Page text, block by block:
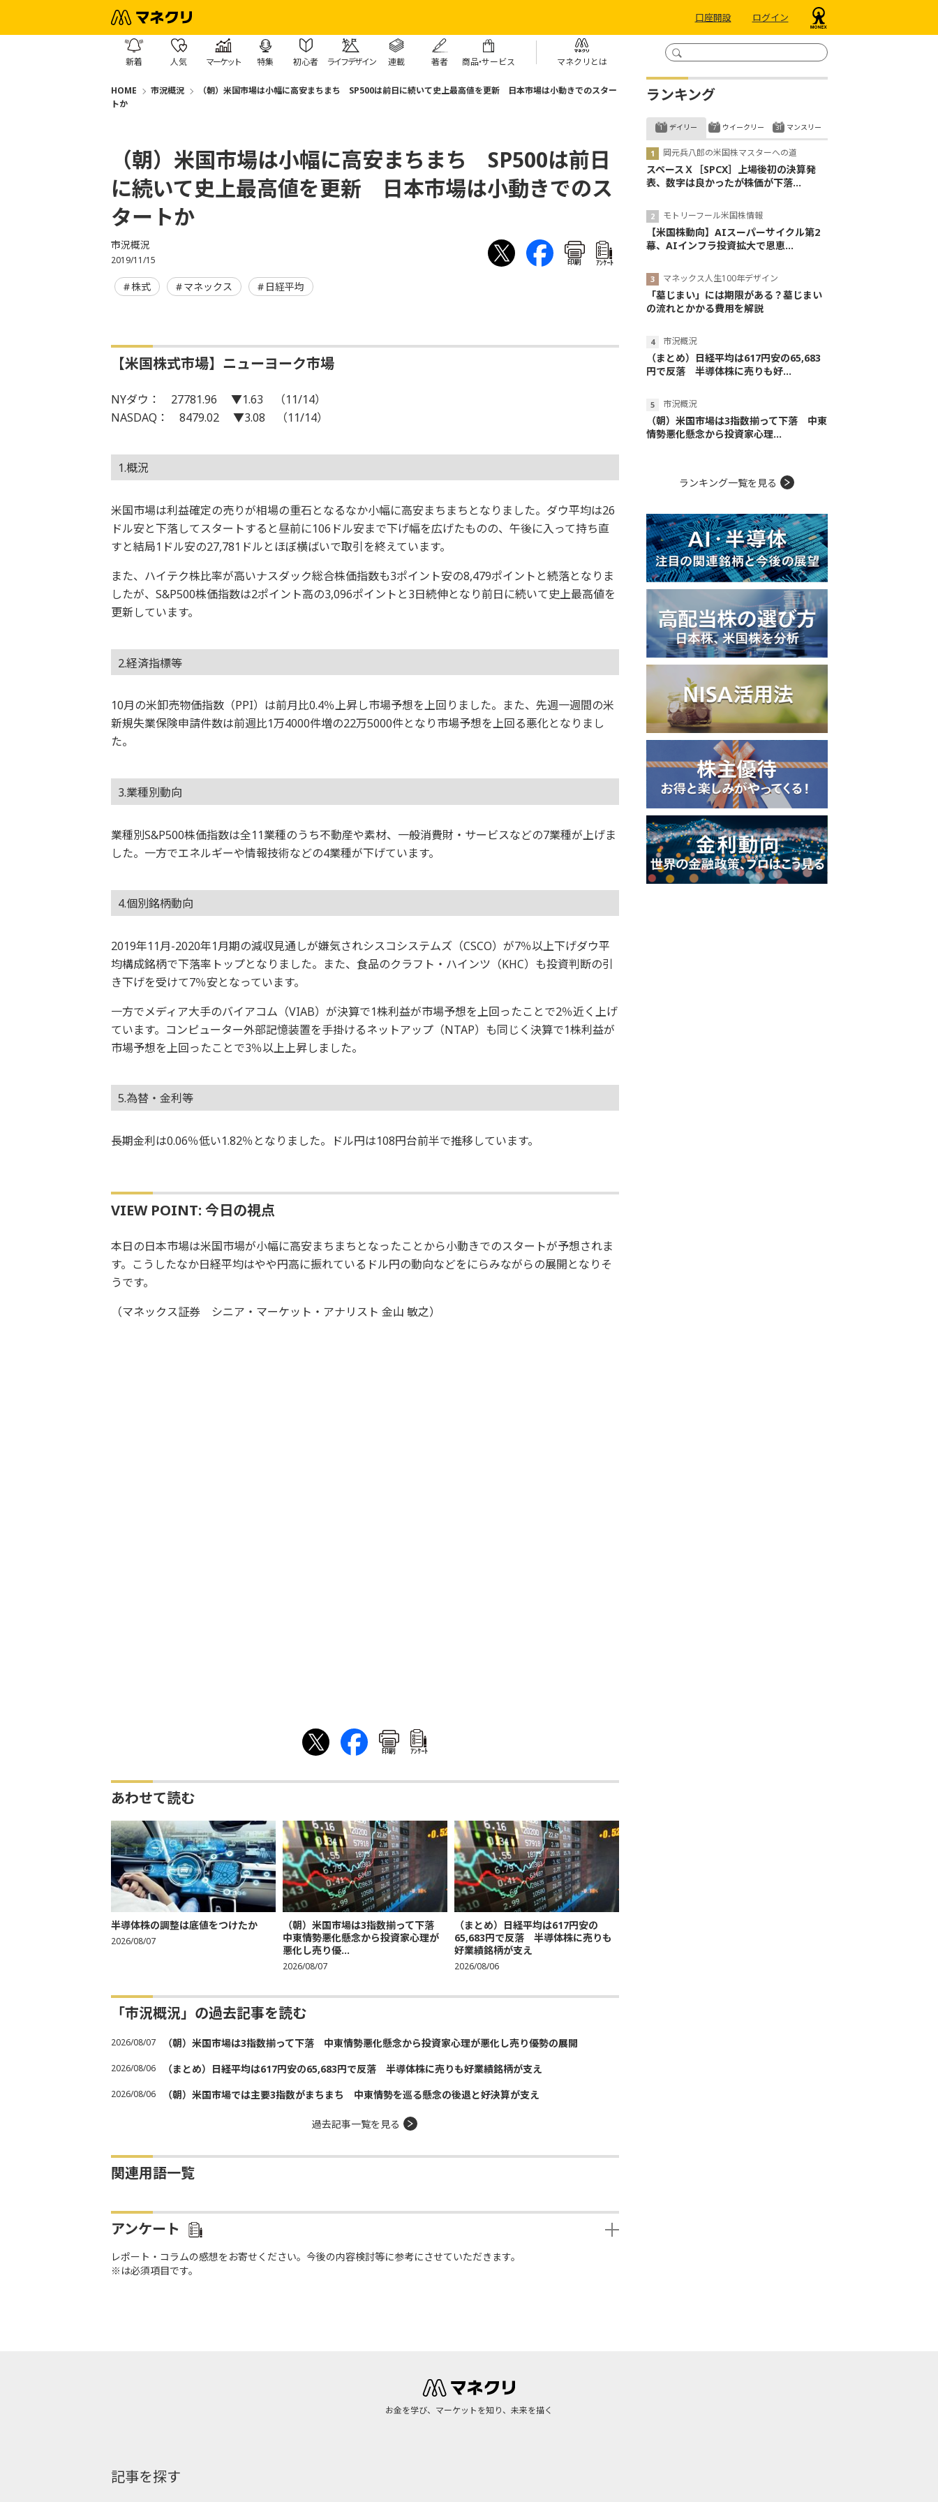
口座開設 ログイン
新着 人気 マーケット 特集 初心者 ライフデザイン 連載 著者 商品・サービス マネクリとは
HOME 市況概況
（朝）米国市場は小幅に高安まちまち SP500は前日に続いて史上最高値を更新 日本市場は小動きでのスター
トか
（朝）米国市場は小幅に高安まちまち SP500は前日
に続いて史上最高値を更新 日本市場は小動きでのス
タートか
市況概況
2019/11/15 印刷 ｱﾝｹｰﾄ
株式 マネックス 日経平均
【米国株式市場】ニューヨーク市場
NYダウ： 27781.96 ▼1.63 （11/14）
NASDAQ： 8479.02 ▼3.08 （11/14）
1.概況
米国市場は利益確定の売りが相場の重石となるなか小幅に高安まちまちとなりました。ダウ平均は26
ドル安と下落してスタートすると昼前に106ドル安まで下げ幅を広げたものの、午後に入って持ち直
すと結局1ドル安の27,781ドルとほぼ横ばいで取引を終えています。
また、ハイテク株比率が高いナスダック総合株価指数も3ポイント安の8,479ポイントと続落となりま
したが、S&P500株価指数は2ポイント高の3,096ポイントと3日続伸となり前日に続いて史上最高値を
更新しています。
2.経済指標等
10月の米卸売物価指数（PPI）は前月比0.4％上昇し市場予想を上回りました。また、先週一週間の米
新規失業保険申請件数は前週比1万4000件増の22万5000件となり市場予想を上回る悪化となりまし
た。
3.業種別動向
業種別S&P500株価指数は全11業種のうち不動産や素材、一般消費財・サービスなどの7業種が上げま
した。一方でエネルギーや情報技術などの4業種が下げています。
4.個別銘柄動向
2019年11月-2020年1月期の減収見通しが嫌気されシスコシステムズ（CSCO）が7％以上下げダウ平
均構成銘柄で下落率トップとなりました。また、食品のクラフト・ハインツ（KHC）も投資判断の引
き下げを受けて7％安となっています。
一方でメディア大手のバイアコム（VIAB）が決算で1株利益が市場予想を上回ったことで2％近く上げ
ています。コンピューター外部記憶装置を手掛けるネットアップ（NTAP）も同じく決算で1株利益が
市場予想を上回ったことで3％以上上昇しました。
5.為替・金利等
長期金利は0.06％低い1.82％となりました。ドル円は108円台前半で推移しています。
VIEW POINT: 今日の視点
本日の日本市場は米国市場が小幅に高安まちまちとなったことから小動きでのスタートが予想されま
す。こうしたなか日経平均はやや円高に振れているドル円の動向などをにらみながらの展開となりそ
うです。
（マネックス証券 シニア・マーケット・アナリスト 金山 敏之）
印刷 ｱﾝｹｰﾄ
あわせて読む
半導体株の調整は底値をつけたか
2026/08/07
（朝）米国市場は3指数揃って下落
中東情勢悪化懸念から投資家心理が
悪化し売り優...
2026/08/07
（まとめ）日経平均は617円安の
65,683円で反落 半導体株に売りも
好業績銘柄が支え
2026/08/06
「市況概況」の過去記事を読む
2026/08/07 （朝）米国市場は3指数揃って下落 中東情勢悪化懸念から投資家心理が悪化し売り優勢の展開
2026/08/06 （まとめ）日経平均は617円安の65,683円で反落 半導体株に売りも好業績銘柄が支え
2026/08/06 （朝）米国市場では主要3指数がまちまち 中東情勢を巡る懸念の後退と好決算が支え
過去記事一覧を見る
関連用語一覧
アンケート
レポート・コラムの感想をお寄せください。今後の内容検討等に参考にさせていただきます。
※は必須項目です。
ランキング
デイリー
岡元兵八郎の米国株マスターへの道
スペースＸ［SPCX］上場後初の決算発
表、数字は良かったが株価が下落...
モトリーフール米国株情報
【米国株動向】AIスーパーサイクル第2
幕、AIインフラ投資拡大で恩恵...
マネックス人生100年デザイン
「墓じまい」には期限がある？墓じまい
の流れとかかる費用を解説
市況概況
（まとめ）日経平均は617円安の65,683
円で反落 半導体株に売りも好...
市況概況
（朝）米国市場は3指数揃って下落 中東
情勢悪化懸念から投資家心理...
ウイークリー マンスリー
ランキング一覧を見る
お金を学び、マーケットを知り、未来を描く
記事を探す